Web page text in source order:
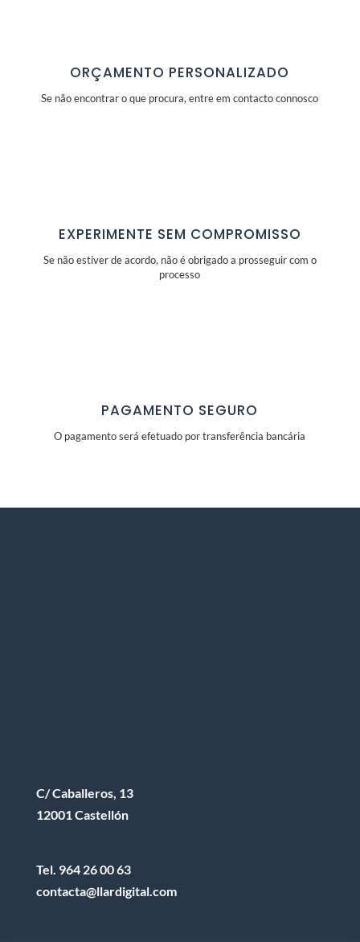
ORÇAMENTO PERSONALIZADO
Se não encontrar o que procura, entre em contacto connosco
EXPERIMENTE SEM COMPROMISSO
Se não estiver de acordo, não é obrigado a prosseguir com o
processo
PAGAMENTO SEGURO
O pagamento será efetuado por transferência bancária
C/ Caballeros, 13
12001 Castellón
Tel. 964 26 00 63
contacta@llardigital.com